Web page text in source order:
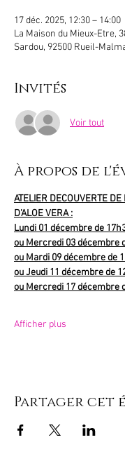
17 déc. 2025, 12:30 – 14:00
La Maison du Mieux-Etre,
Sardou, 92500 Rueil-
Invités
Voir tout
À propos de
ATELIER DECOUVERTE
D'ALOE VERA :
Lundi 01 décembre de
ou Mercredi 03 décembre
ou Mardi 09 décembre de
ou Jeudi 11 décembre de
ou Mercredi 17 décembre
Afficher plus
Partager cet